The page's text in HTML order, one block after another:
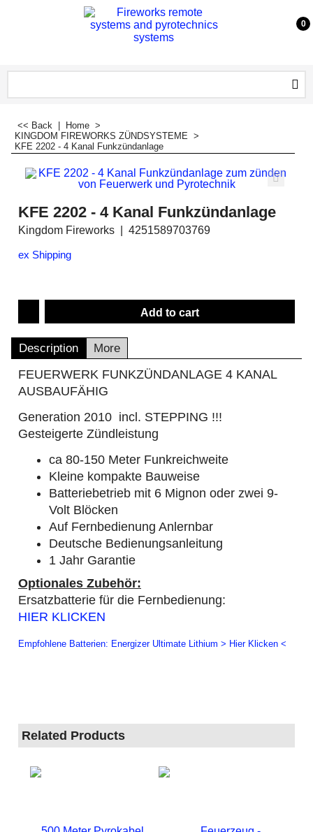
0
<< Back Home >
KINGDOM FIREWORKS ZÜNDSYSTEME >
KFE 2202 - 4 Kanal Funkzündanlage
KFE 2202 - 4 Kanal Funkzündanlage
Kingdom Fireworks 4251589703769
ex Shipping
Add to cart
Description More
FEUERWERK FUNKZÜNDANLAGE 4 KANAL
AUSBAUFÄHIG
Generation 2010 incl. STEPPING !!!
Gesteigerte Zündleistung
ca 80-150 Meter Funkreichweite
Kleine kompakte Bauweise
Batteriebetrieb mit 6 Mignon oder zwei 9-
Volt Blöcken
Auf Fernbedienung Anlernbar
Deutsche Bedienungsanleitung
1 Jahr Garantie
Optionales Zubehör:
Ersatzbatterie für die Fernbedienung:
HIER KLICKEN
Empfohlene Batterien: Energizer Ultimate Lithium > Hier Klicken <
Related Products